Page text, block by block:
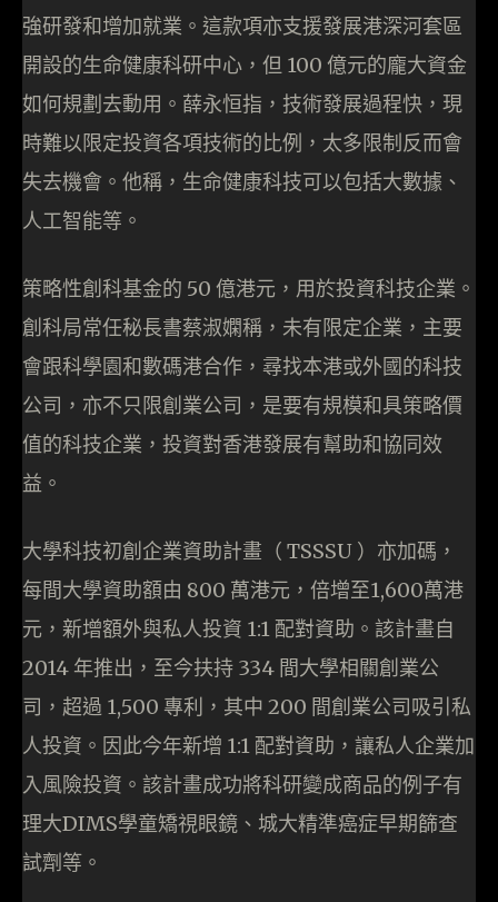
強研發和增加就業。這款項亦支援發展港深河套區
開設的生命健康科研中心，但 100 億元的龐大資金
如何規劃去動用。薛永恒指，技術發展過程快，現
時難以限定投資各項技術的比例，太多限制反而會
失去機會。他稱，生命健康科技可以包括大數據、
人工智能等。
策略性創科基金的 50 億港元，用於投資科技企業。
創科局常任秘長書蔡淑嫻稱，未有限定企業，主要
會跟科學園和數碼港合作，尋找本港或外國的科技
公司，亦不只限創業公司，是要有規模和具策略價
值的科技企業，投資對香港發展有幫助和協同效
益。
大學科技初創企業資助計畫（ TSSSU ）亦加碼，
每間大學資助額由 800 萬港元，倍增至1,600萬港
元，新增額外與私人投資 1:1 配對資助。該計畫自
2014 年推出，至今扶持 334 間大學相關創業公
司，超過 1,500 專利，其中 200 間創業公司吸引私
人投資。因此今年新增 1:1 配對資助，讓私人企業加
入風險投資。該計畫成功將科研變成商品的例子有
理大DIMS學童矯視眼鏡、城大精準癌症早期篩查
試劑等。